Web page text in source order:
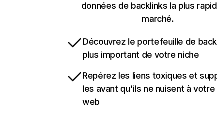
données de backlinks la plus
marché.
Découvrez le portefeuille de
plus important de votre niche
Repérez les liens toxiques et
les avant qu'ils ne nuisent à
web